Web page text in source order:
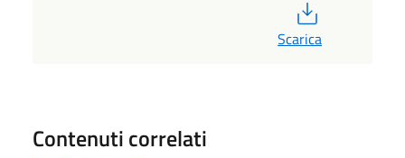
Scarica
Contenuti correlati